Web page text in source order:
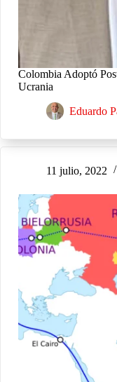
Colombia Adoptó
Ucrania
Eduardo
11 julio, 2022